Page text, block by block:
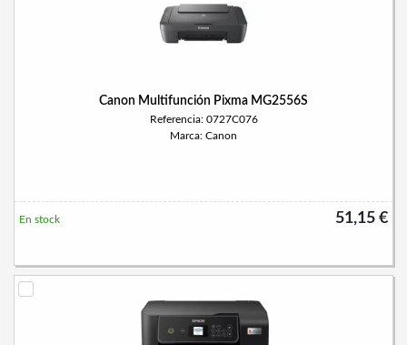
Canon Multifunción Pixma MG2556S
Referencia: 0727C076
Marca: Canon
51,15 €
En stock